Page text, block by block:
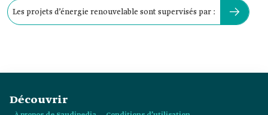
Les projets d’énergie renouvelable sont supervisés par :
Découvrir